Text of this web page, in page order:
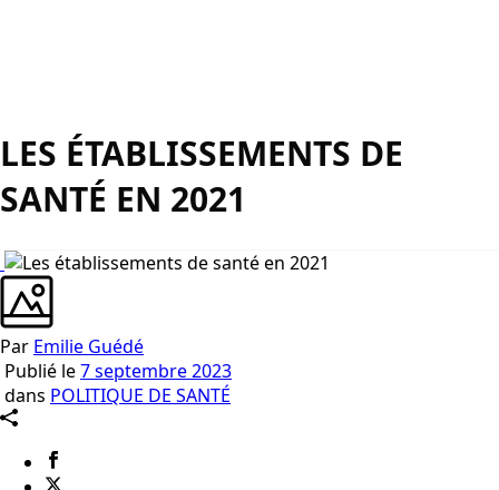
LES ÉTABLISSEMENTS DE
SANTÉ EN 2021
Par Emilie Guédé
Publié le7 septembre 2023
dans POLITIQUE DE SANTÉ